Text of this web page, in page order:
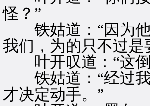
怪？”
铁姑道：“因为他
我们，为的只不过是
叶开叹道：“这倒
铁姑道：“经过我
才决定动手。”